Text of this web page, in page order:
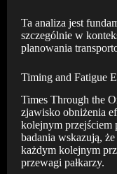
Ta analiza jest
szczególnie w
planowania
Timing and Fatigue
Times Through the
zjawisko obniżenia
kolejnym przejściem
badania wskazują,
każdym kolejnym
przewagi pałkarzy.